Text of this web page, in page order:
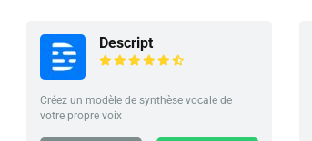
Descript
Créez un modèle de synthèse vocale de
votre propre voix